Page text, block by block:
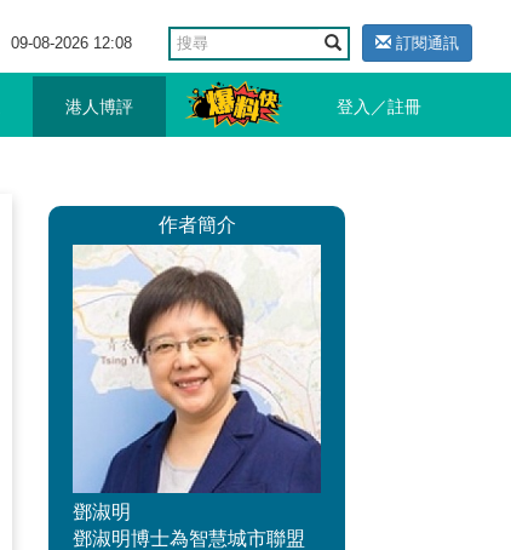
09-08-2026 12:08 訂閱通訊
港人博評 登入／註冊
作者簡介
鄧淑明
鄧淑明博士為智慧城市聯盟